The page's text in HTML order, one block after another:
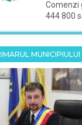
Comenzi
444 800